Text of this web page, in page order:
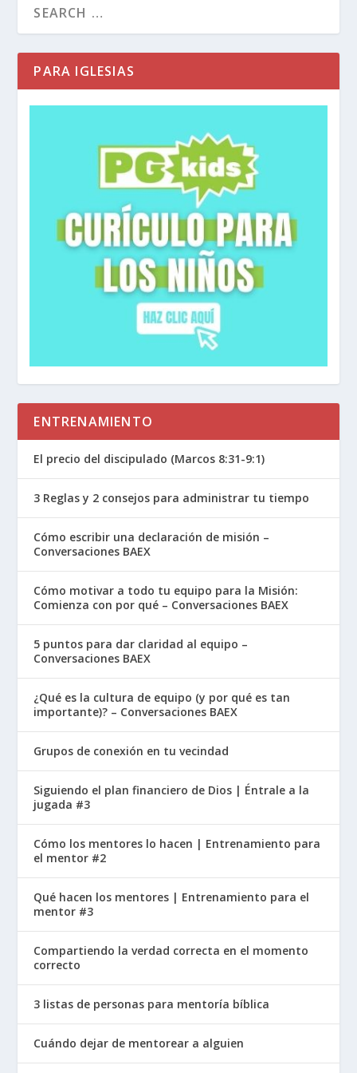
vemos a lo largo de la historia, Satanás usa
Apocalipsis 13:1-2
subía del mar. Tenía siete cabezas y diez
cuernos, y una corona en cada cuerno; y escrito
en cada cabeza había nombres que blasfemaban
a Dios. Esta bestia se parecía a un leopardo,
¡pero tenía las patas de un oso y la boca de un
león! Y el dragón le dio a la bestia su propio
poder y trono y gran autoridad.
En la antigua mentalidad judía, el mar era un
lugar de caos. Las tormentas se levantaban del
mar. Los invasores también vinieron del mar.
Los mayores invasores que salieron del mar
fueron los romanos que invadieron en barcos
Algunos ven aquí, en esta imagen de la bestia,
una imagen de Roma. Pero a medida que
que la bestia se personifica aún más a través de
una persona. Juan usa la imagen del emperador
Algunas cosas para notar sobre la bestia.
Tiene siete cabezas.
en Apocalipsis 12.
Siete es una serie de completitud (completo)
Entonces, este es el enemigo supremo que está
alineado con Satanás. Más tarde en Apocalipsis
se nos dice que los cuernos representan
naciones y las coronas a reyes. La descripción de
la bestia coincide bien con una descripción del
emperador romano. La bestia tiene nombres
escritos que blasfeman contra Dios. Los
divinos para sí mismos. Tomaron el lugar de
Dios.
La descripción de la bestia proviene de
animales. Aquí los animales se combinan para
mostrar una persona malvada. Nota que la
bestia recibe su poder de Satanás. Esto significa
PARA IGLESIAS
ENTRENAMIENTO
El precio del discipulado (Marcos 8:31-9:1)
3 Reglas y 2 consejos para administrar tu tiempo
Cómo escribir una declaración de misión –
Conversaciones BAEX
Cómo motivar a todo tu equipo para la Misión:
Comienza con por qué – Conversaciones BAEX
5 puntos para dar claridad al equipo –
Conversaciones BAEX
¿Qué es la cultura de equipo (y por qué es tan
importante)? – Conversaciones BAEX
Grupos de conexión en tu vecindad
Siguiendo el plan financiero de Dios | Éntrale a la
jugada #3
Cómo los mentores lo hacen | Entrenamiento para
el mentor #2
Qué hacen los mentores | Entrenamiento para el
mentor #3
Compartiendo la verdad correcta en el momento
correcto
3 listas de personas para mentoría bíblica
Cuándo dejar de mentorear a alguien